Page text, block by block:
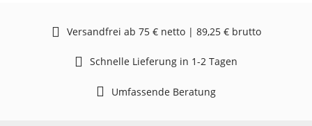
Versandfrei ab 75 € netto | 89,25 € brutto
Schnelle Lieferung in 1-2 Tagen
Umfassende Beratung